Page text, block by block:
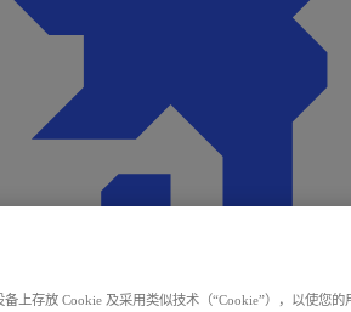
上存放 Cookie 及采用类似技术（“Cookie”），以使您